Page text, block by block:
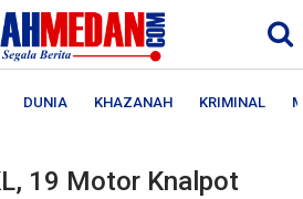
DUNIA KHAZANAH KRIMINAL
19 Motor Knalpot